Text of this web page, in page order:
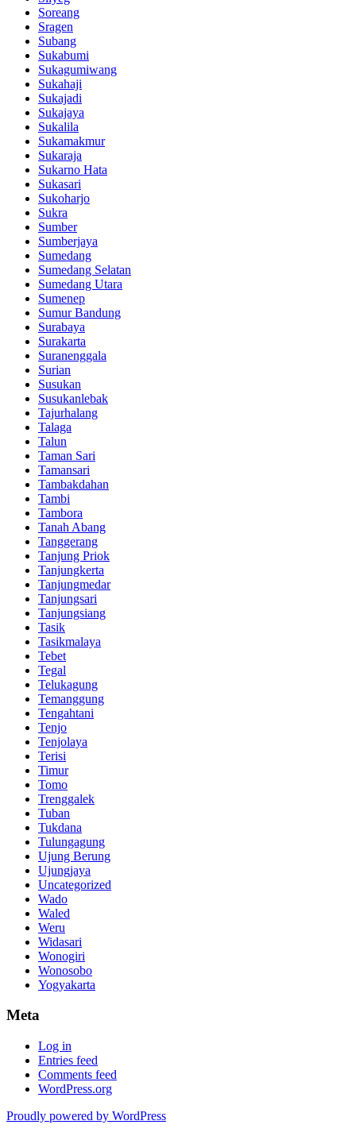
Soreang
Sragen
Subang
Sukabumi
Sukagumiwang
Sukahaji
Sukajadi
Sukajaya
Sukalila
Sukamakmur
Sukaraja
Sukarno Hata
Sukasari
Sukoharjo
Sukra
Sumber
Sumberjaya
Sumedang
Sumedang Selatan
Sumedang Utara
Sumenep
Sumur Bandung
Surabaya
Surakarta
Suranenggala
Surian
Susukan
Susukanlebak
Tajurhalang
Talaga
Talun
Taman Sari
Tamansari
Tambakdahan
Tambi
Tambora
Tanah Abang
Tanggerang
Tanjung Priok
Tanjungkerta
Tanjungmedar
Tanjungsari
Tanjungsiang
Tasik
Tasikmalaya
Tebet
Tegal
Telukagung
Temanggung
Tengahtani
Tenjo
Tenjolaya
Terisi
Timur
Tomo
Trenggalek
Tuban
Tukdana
Tulungagung
Ujung Berung
Ujungjaya
Uncategorized
Wado
Waled
Weru
Widasari
Wonogiri
Wonosobo
Yogyakarta
Meta
Log in
Entries feed
Comments feed
WordPress.org
Proudly powered by WordPress